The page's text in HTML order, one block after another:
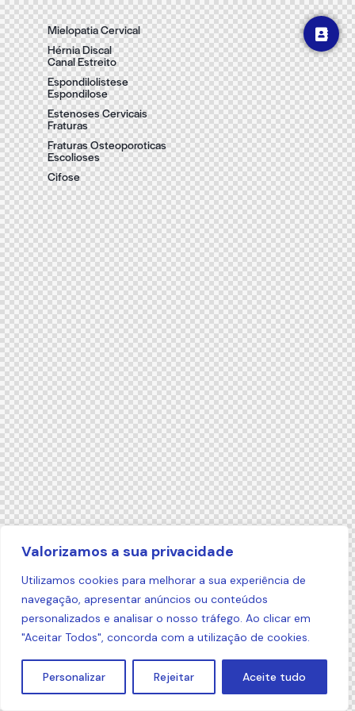
Valorizamos a sua privacidade
Utilizamos cookies para melhorar a sua experiência de
navegação, apresentar anúncios ou conteúdos
personalizados e analisar o nosso tráfego. Ao clicar em
"Aceitar Todos", concorda com a utilização de cookies.
Personalizar Rejeitar Aceite tudo
Mielopatia Cervical
Hérnia Discal
Canal Estreito
Espondilolistese
Espondilose
Estenoses Cervicais
Fraturas
Fraturas Osteoporoticas
Escolioses
Cifose